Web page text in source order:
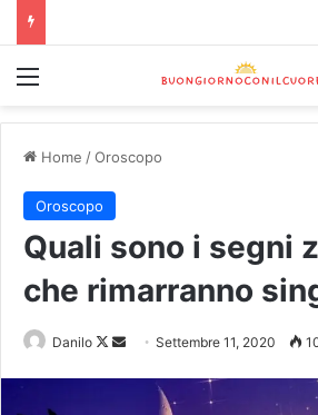
Home /Oroscopo
Oroscopo
Quali sono i segni
che rimarranno
Danilo Settembre 11, 2020